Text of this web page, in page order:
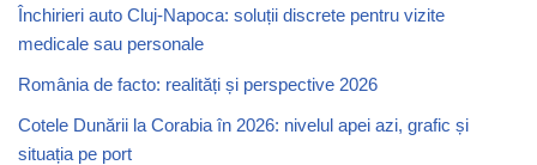
Închirieri auto Cluj-Napoca: soluții discrete pentru vizite
medicale sau personale
România de facto: realități și perspective 2026
Cotele Dunării la Corabia în 2026: nivelul apei azi, grafic și
situația pe port